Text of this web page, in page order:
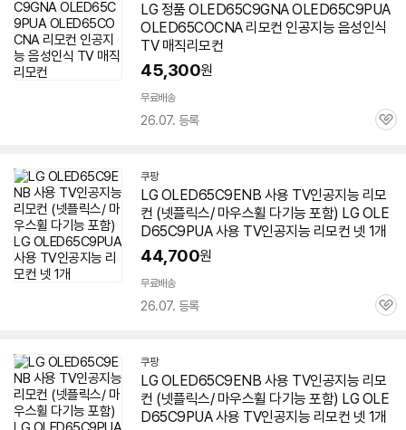
LG 정품 OLED65C9GNA OLED65C9PUA
OLED65COCNA 리모컨 인공지능 음성인식
TV 매직리모컨
45,300원
무료배송
26.07. 등록
관
쿠팡
LG OLED65C9ENB 사용 TV인공지능 리모
컨 (넷플릭스/ 마우스휠 다기능 포함) LG OLE
D65C9PUA 사용 TV인공지능 리모컨 넷 1개
44,700원
무료배송
26.07. 등록
관
쿠팡
LG OLED65C9ENB 사용 TV인공지능 리모
컨 (넷플릭스/ 마우스휠 다기능 포함) LG OLE
D65C9PUA 사용 TV인공지능 리모컨 넷 1개